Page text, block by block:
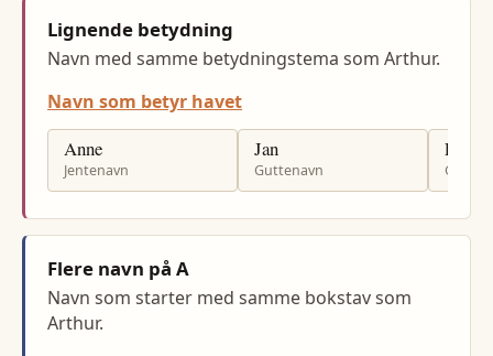
Lignende betydning
Navn med samme betydningstema som Arthur.
Navn som betyr havet
Anne
Jentenavn
Jan
Guttenavn
Per
Flere navn på A
Navn som starter med samme bokstav som
Arthur.